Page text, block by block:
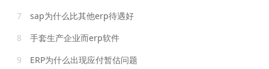
7
sap为什么比其他erp待遇好
8
手套生产企业而erp软件
9
ERP为什么出现应付暂估问题